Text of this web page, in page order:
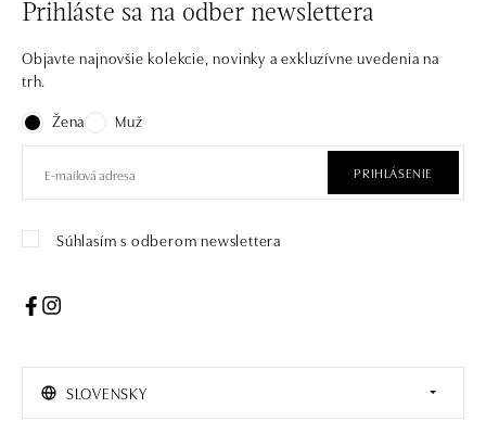
Prihláste sa na odber newslettera
Objavte najnovšie kolekcie, novinky a exkluzívne uvedenia na
trh.
Žena
Muž
PRIHLÁSENIE
Súhlasím s odberom newslettera
SLOVENSKY